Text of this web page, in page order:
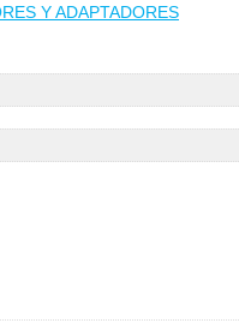
Y ADAPTADORES